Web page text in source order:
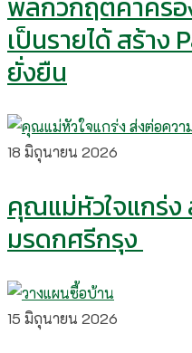
เป็นรายได้ สร้าง
ยั่งยืน
18 มิถุนายน 2026
คุณแม่หัวใจแกร่ง
มรดกศรีกรุง
15 มิถุนายน 2026